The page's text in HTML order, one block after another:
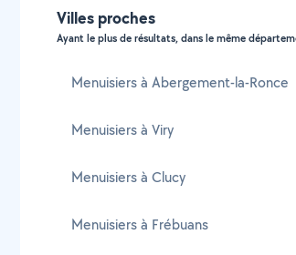
Villes proches
Ayant le plus de résultats, dans le même
Menuisiers à Abergement-la-Ronce
Menuisiers à Viry
Menuisiers à Clucy
Menuisiers à Frébuans